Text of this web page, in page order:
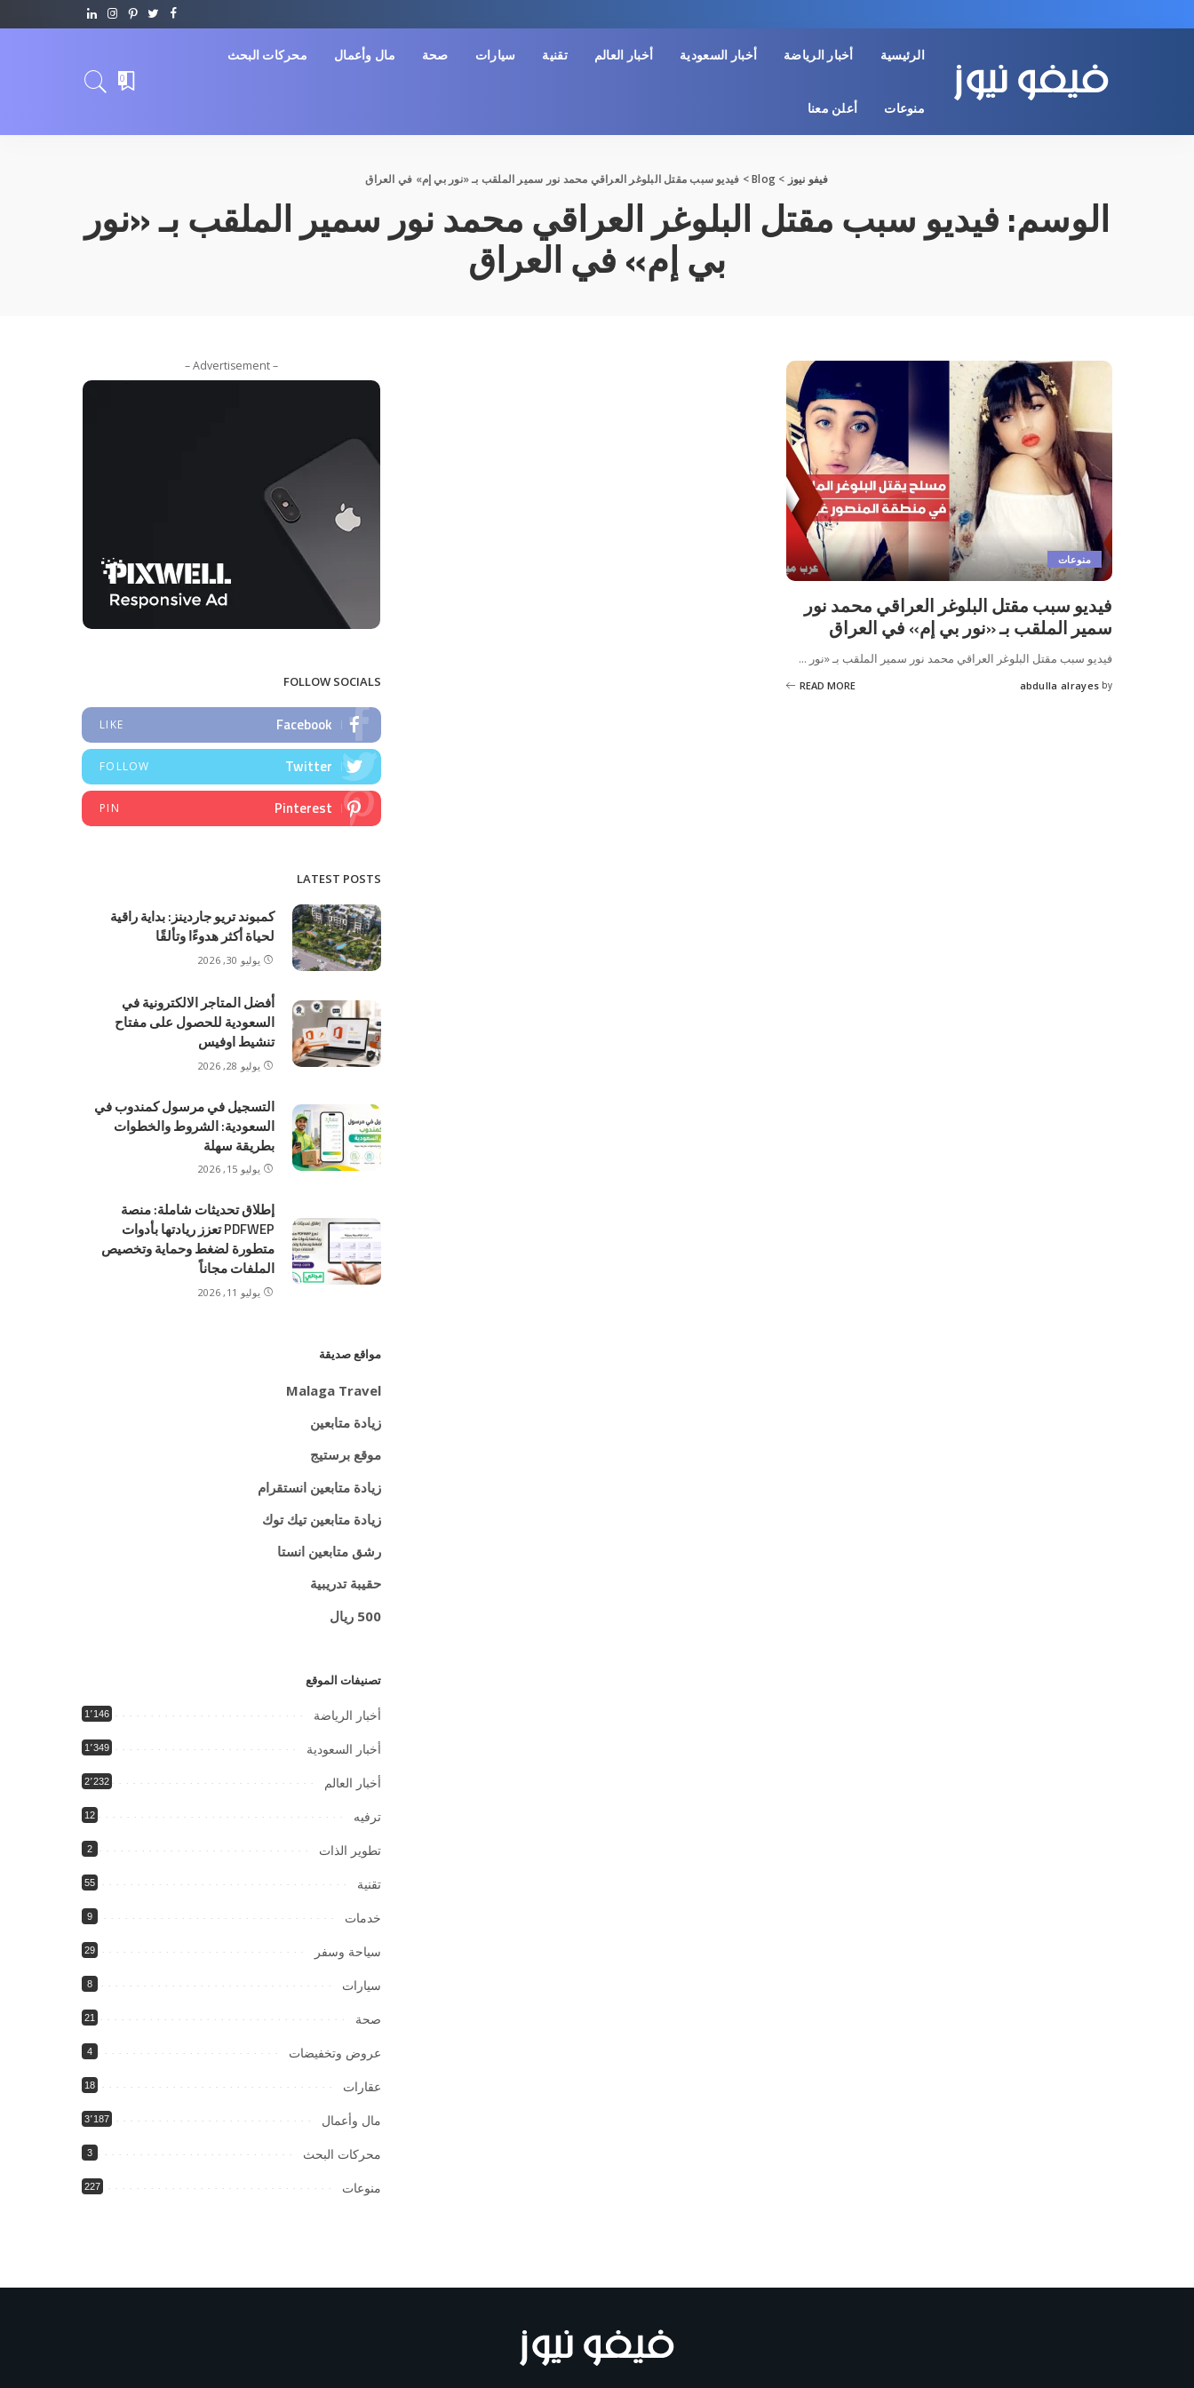
الرئيسية أخبار الرياضة أخبار السعودية أخبار العالم تقنية سيارات صحة مال وأعمال محركات البحث
منوعات أعلن معنا
0
فيفو نيوز >
Blog
> فيديو سبب مقتل البلوغر العراقي محمد نور سمير الملقب بـ «نور بي إم» في العراق
الوسم:فيديو سبب مقتل البلوغر العراقي محمد نور سمير الملقب بـ «نور
بي إم» في العراق
منوعات
فيديو سبب مقتل البلوغر العراقي محمد نور
سمير الملقب بـ «نور بي إم» في العراق
فيديو سبب مقتل البلوغر العراقي محمد نور سمير الملقب بـ «نور ...
by
abdulla alrayes
READ MORE
– Advertisement –
FOLLOW SOCIALS
Facebook
LIKE
Twitter
FOLLOW
Pinterest
PIN
LATEST POSTS
كمبوند تريو جاردينز: بداية راقية
لحياة أكثر هدوءًا وتألقًا
يوليو 30, 2026
أفضل المتاجر الالكترونية في
السعودية للحصول على مفتاح
تنشيط اوفيس
يوليو 28, 2026
التسجيل في مرسول كمندوب في
السعودية: الشروط والخطوات
بطريقة سهلة
يوليو 15, 2026
إطلاق تحديثات شاملة: منصة
PDFWEP تعزز ريادتها بأدوات
متطورة لضغط وحماية وتخصيص
الملفات مجاناً
يوليو 11, 2026
مواقع صديقة
Malaga Travel
زيادة متابعين
موقع برستيج
زيادة متابعين انستقرام
زيادة متابعين تيك توك
رشق متابعين انستا
حقيبة تدريبية
500 ريال
تصنيفات الموقع
أخبار الرياضة 1٬146
أخبار السعودية 1٬349
أخبار العالم 2٬232
ترفيه 12
تطوير الذات 2
تقنية 55
خدمات 9
سياحة وسفر 29
سيارات 8
صحة 21
عروض وتخفيضات 4
عقارات 18
مال وأعمال 3٬187
محركات البحث 3
منوعات 227